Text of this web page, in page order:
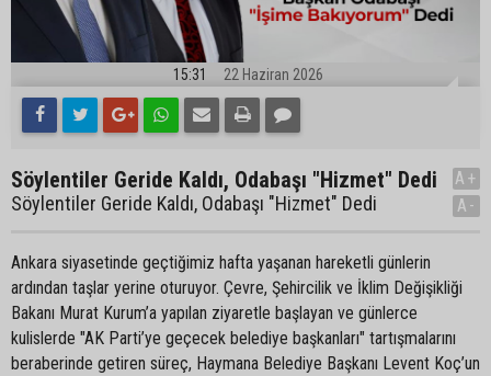
15:31 22 Haziran 2026
Söylentiler Geride Kaldı, Odabaşı "Hizmet" Dedi
Söylentiler Geride Kaldı, Odabaşı "Hizmet" Dedi
A+
A-
Ankara siyasetinde geçtiğimiz hafta yaşanan hareketli günlerin
ardından taşlar yerine oturuyor. Çevre, Şehircilik ve İklim Değişikliği
Bakanı Murat Kurum’a yapılan ziyaretle başlayan ve günlerce
kulislerde "AK Parti’ye geçecek belediye başkanları" tartışmalarını
beraberinde getiren süreç, Haymana Belediye Başkanı Levent Koç’un